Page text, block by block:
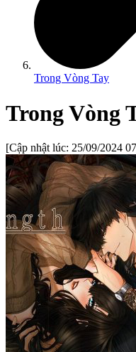
Trong Vòng Tay
Trong Vòng
[Cập nhật lúc: 25/09/2024